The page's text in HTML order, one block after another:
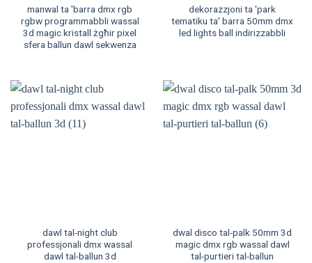
manwal ta 'barra dmx rgb
rgbw programmabbli wassal
3d magic kristall żgħir pixel
sfera ballun dawl sekwenza
dekorazzjoni ta 'park
tematiku ta' barra 50mm dmx
led lights ball indirizzabbli
dawl tal-night club
professjonali dmx wassal
dawl tal-ballun 3d
dwal disco tal-palk 50mm 3d
magic dmx rgb wassal dawl
tal-purtieri tal-ballun